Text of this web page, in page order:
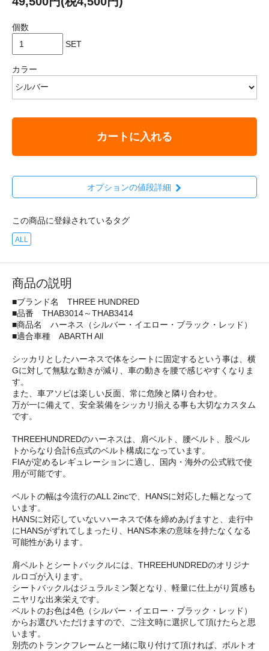
個数
SET
カラー
カートに入れる
オプションの値段詳細
この商品に登録されているタグ
ALL
商品の説明
■ブランド名 THREE HUNDRED
■品番 THAB3014～THAB3414
■商品名 ハーネス（シルバー・イエロー・ブラック・レッド）
■適合車種 ABARTH All
シッカリとしたハーネスで体をシートに固定するという事は、横
Gに対して無駄な動きが減り、車の動きを腰で感じやすくなりま
す。
また、車アソビは楽しい反面、常に危険と隣り合わせ。
万が一に備えて、安全装備をシッカリ揃える事も大切なカスタム
です。
THREEHUNDREDのハーネスは、肩ベルト、腰ベルト、股ベル
トからなり合計6点式のベルト構成になっています。
FIAが定めるレギュレーションに適し、国内・海外の公式戦で使
用が可能です。
ベルトの幅は今流行のALL 2incで、HANSに対応した幅となって
います。
HANSに対応していないハーネスで体を締めあげますと、走行中
にHANSがずれてしまったり、HANS本来の意味を持たなくなる
可能性があります。
肩ベルトとシートバックルには、THREEHUNDREDのオリジナ
ルロゴが入ります。
シートバックルはジュラルミン製となり、軽量に仕上がり質感も
ニヤリな出来栄えです。
ベルトのお色は4色（シルバー・イエロー・ブラック・レッド）
からお選びいただけますので、ご注文時に選択して頂けたらと思
います。
別売のトランクフレームと一緒に取り付けて頂ければ、ボルトオ